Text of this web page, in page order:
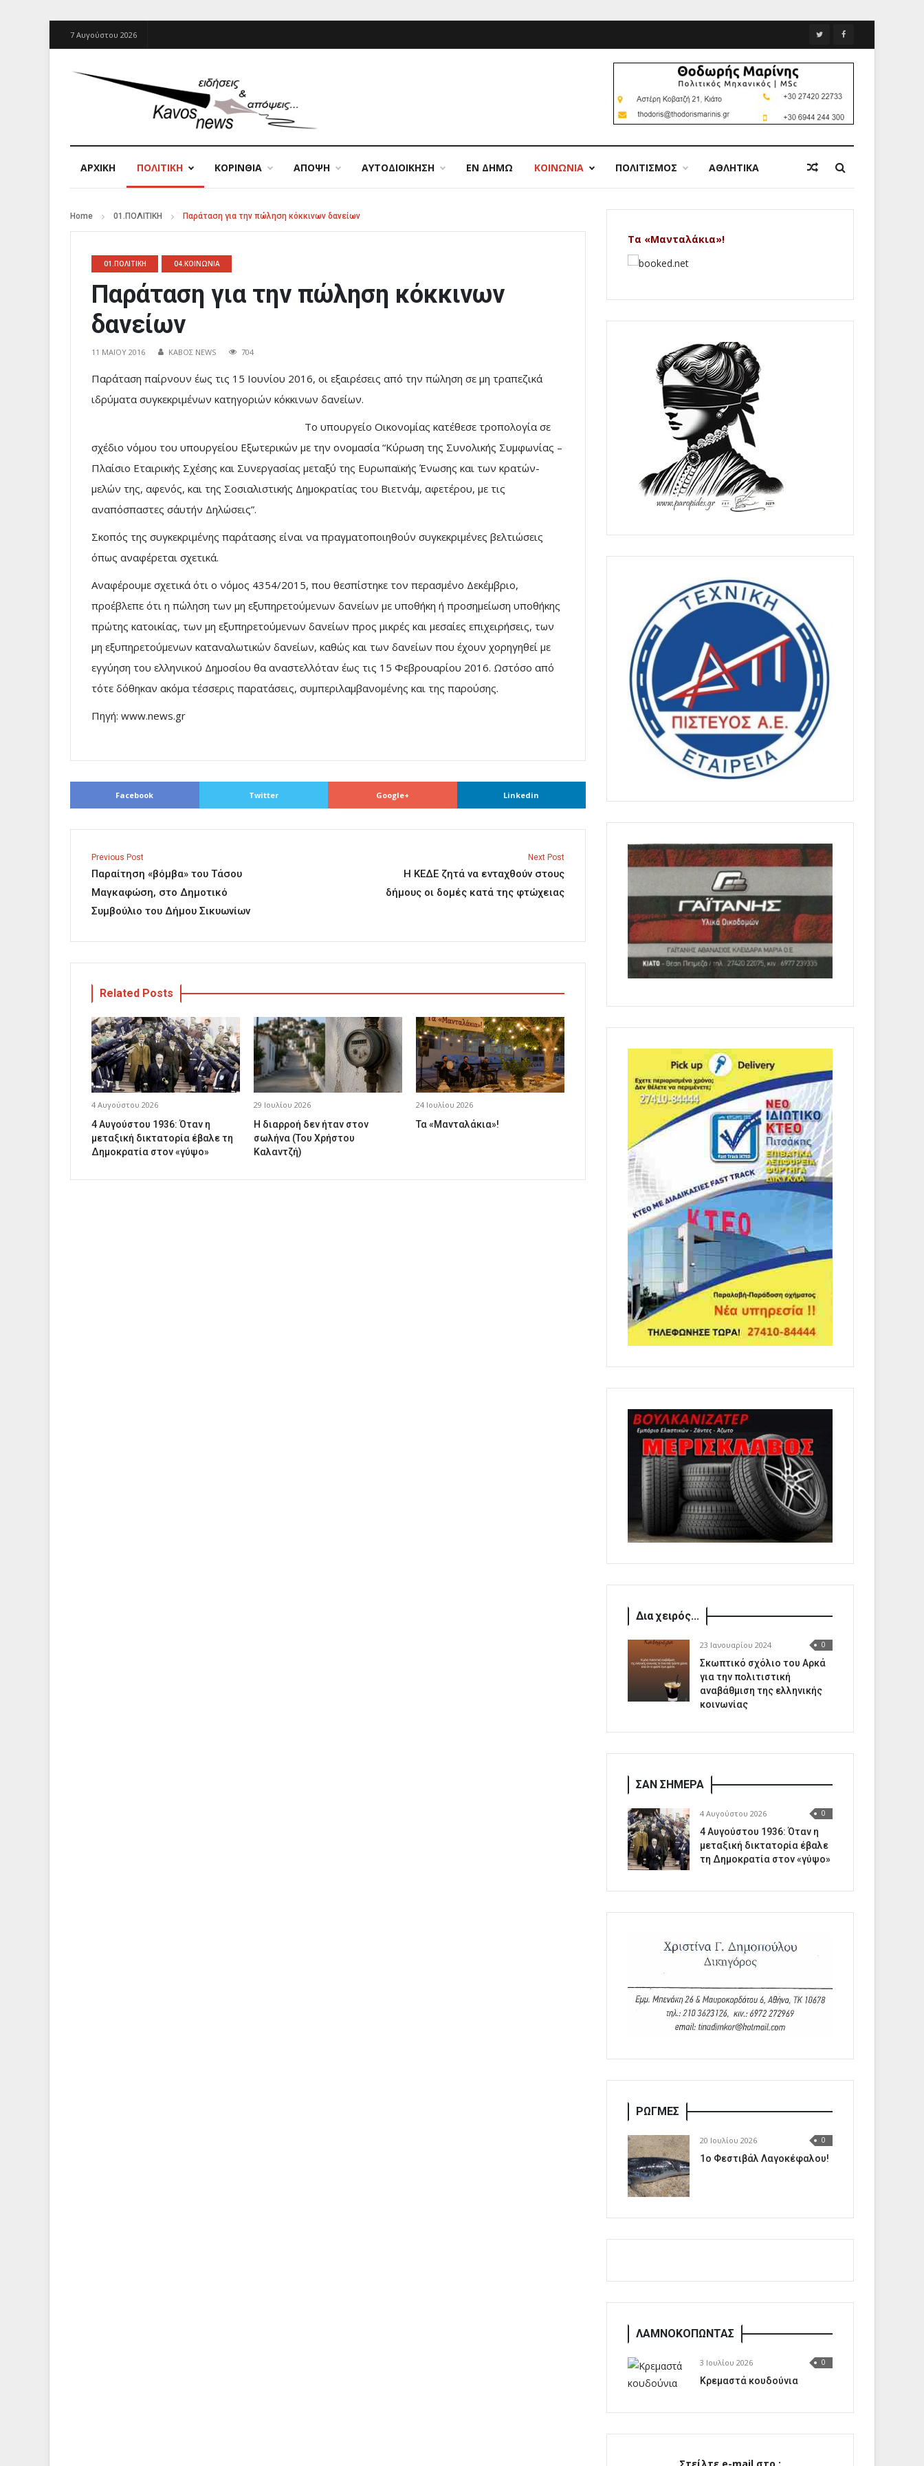
7 Αυγούστου 2026
ΑΡΧΙΚΉ ΠΟΛΙΤΙΚΗ ΚΟΡΙΝΘΙΑ ΑΠΟΨΗ ΑΥΤΟΔΙΟΙΚΗΣΗ ΕΝ ΔΗΜΩ ΚΟΙΝΩΝΙΑ ΠΟΛΙΤΙΣΜΟΣ ΑΘΛΗΤΙΚΑ
Home 01.ΠΟΛΙΤΙΚΗ Παράταση για την πώληση κόκκινων δανείων
01.ΠΟΛΙΤΙΚΗ 04.ΚΟΙΝΩΝΙΑ
Παράταση για την πώληση κόκκινων
δανείων
11 ΜΑΪ́ΟΥ 2016 ΚΑΒΟΣ NEWS 704
Παράταση παίρνουν έως τις 15 Ιουνίου 2016, οι εξαιρέσεις από την πώληση σε μη τραπεζικά
ιδρύματα συγκεκριμένων κατηγοριών κόκκινων δανείων.
Το υπουργείο Οικονομίας κατέθεσε τροπολογία σε
σχέδιο νόμου του υπουργείου Εξωτερικών με την ονομασία “Κύρωση της Συνολικής Συμφωνίας –
Πλαίσιο Εταιρικής Σχέσης και Συνεργασίας μεταξύ της Ευρωπαϊκής Ένωσης και των κρατών-
μελών της, αφενός, και της Σοσιαλιστικής Δημοκρατίας του Βιετνάμ, αφετέρου, με τις
αναπόσπαστες σ΄αυτήν Δηλώσεις”.
Σκοπός της συγκεκριμένης παράτασης είναι να πραγματοποιηθούν συγκεκριμένες βελτιώσεις
όπως αναφέρεται σχετικά.
Αναφέρουμε σχετικά ότι ο νόμος 4354/2015, που θεσπίστηκε τον περασμένο Δεκέμβριο,
προέβλεπε ότι η πώληση των μη εξυπηρετούμενων δανείων με υποθήκη ή προσημείωση υποθήκης
πρώτης κατοικίας, των μη εξυπηρετούμενων δανείων προς μικρές και μεσαίες επιχειρήσεις, των
μη εξυπηρετούμενων καταναλωτικών δανείων, καθώς και των δανείων που έχουν χορηγηθεί με
εγγύηση του ελληνικού Δημοσίου θα αναστελλόταν έως τις 15 Φεβρουαρίου 2016. Ωστόσο από
τότε δόθηκαν ακόμα τέσσερις παρατάσεις, συμπεριλαμβανομένης και της παρούσης.
Πηγή: www.news.gr
Facebook Twitter Google+ Linkedin
Previous Post
Παραίτηση «βόμβα» του Τάσου
Μαγκαφώση, στο Δημοτικό
Συμβούλιο του Δήμου Σικυωνίων
Next Post
Η ΚΕΔΕ ζητά να ενταχθούν στους
δήμους οι δομές κατά της φτώχειας
Related Posts
4 Αυγούστου 2026
4 Αυγούστου 1936: Όταν η
μεταξική δικτατορία έβαλε τη
Δημοκρατία στον «γύψο»
29 Ιουλίου 2026
Η διαρροή δεν ήταν στον
σωλήνα (Του Χρήστου
Καλαντζή)
24 Ιουλίου 2026
Τα «Μανταλάκια»!
Τα «Μανταλάκια»!
Δια χειρός...
23 Ιανουαρίου 2024 0
Σκωπτικό σχόλιο του Αρκά
για την πολιτιστική
αναβάθμιση της ελληνικής
κοινωνίας
ΣΑΝ ΣΗΜΕΡΑ
4 Αυγούστου 2026 0
4 Αυγούστου 1936: Όταν η
μεταξική δικτατορία έβαλε
τη Δημοκρατία στον «γύψο»
ΡΩΓΜΕΣ
20 Ιουλίου 2026 0
1o Φεστιβάλ Λαγοκέφαλου!
ΛΑΜΝΟΚΟΠΩΝΤΑΣ
3 Ιουλίου 2026 0
Κρεμαστά κουδούνια